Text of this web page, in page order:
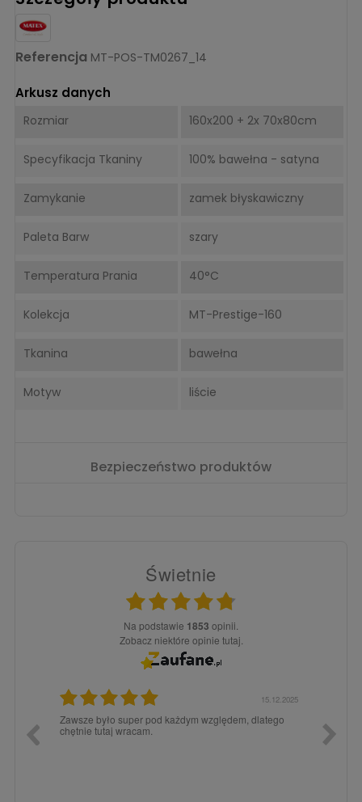
Referencja MT-POS-TM0267_14
Arkusz danych
Rozmiar 160x200 + 2x 70x80cm
Specyfikacja Tkaniny 100% bawełna - satyna
Zamykanie zamek błyskawiczny
Paleta Barw szary
Temperatura Prania 40°C
Kolekcja MT-Prestige-160
Tkanina bawełna
Motyw liście
Bezpieczeństwo produktów
Świetnie
Na podstawie 1853 opinii.
Zobacz niektóre opinie tutaj.
15.12.2025
Zawsze było super pod każdym względem, dlatego
chętnie tutaj wracam.